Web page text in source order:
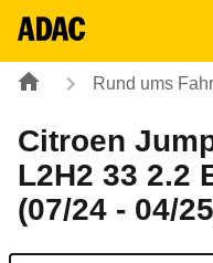
Rund ums
Citroen
L2H2 33 2.2
(07/24 - 04/